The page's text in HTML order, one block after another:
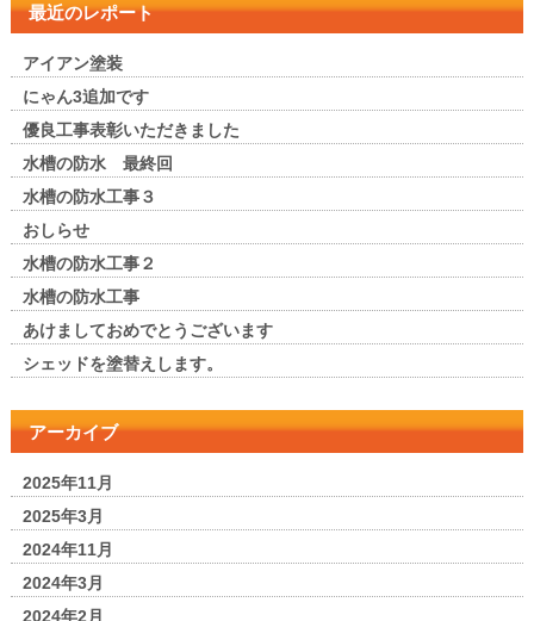
最近のレポート
アイアン塗装
にゃん3追加です
優良工事表彰いただきました
水槽の防水 最終回
水槽の防水工事３
おしらせ
水槽の防水工事２
水槽の防水工事
あけましておめでとうございます
シェッドを塗替えします。
アーカイブ
2025年11月
2025年3月
2024年11月
2024年3月
2024年2月